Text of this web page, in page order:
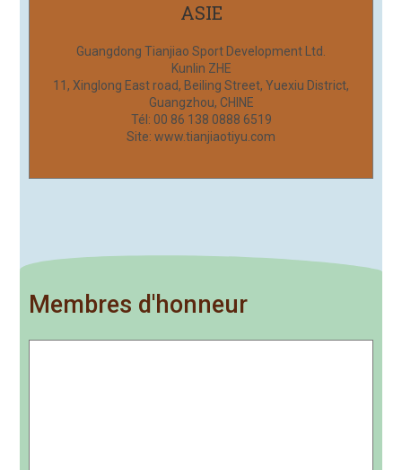
ASIE
Guangdong Tianjiao Sport Development Ltd.
Kunlin ZHE
11, Xinglong East road, Beiling Street, Yuexiu District,
Guangzhou, CHINE
Tél: 00 86 138 0888 6519
Site: www.tianjiaotiyu.com
Membres d'honneur